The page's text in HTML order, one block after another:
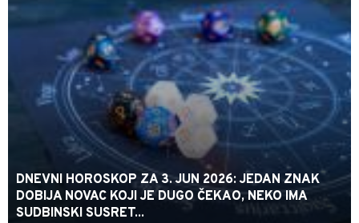
DNEVNI HOROSKOP ZA 3. JUN 2026: JEDAN ZNAK
DOBIJA NOVAC KOJI JE DUGO ČEKAO, NEKO IMA
SUDBINSKI SUSRET...